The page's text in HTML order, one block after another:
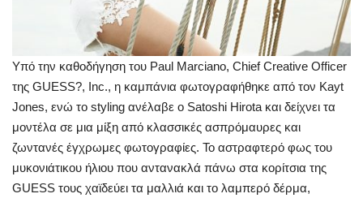
Υπό την καθοδήγηση του Paul Marciano, Chief Creative Officer
της GUESS?, Inc., η καμπάνια φωτογραφήθηκε από τον Kayt
Jones, ενώ το styling ανέλαβε ο Satoshi Hirota και δείχνει τα
μοντέλα σε μια μίξη από κλασσικές ασπρόμαυρες και
ζωντανές έγχρωμες φωτογραφίες. Το αστραφτερό φως του
μυκονιάτικου ήλιου που αντανακλά πάνω στα κορίτσια της
GUESS τους χαϊδεύει τα μαλλιά και το λαμπερό δέρμα,